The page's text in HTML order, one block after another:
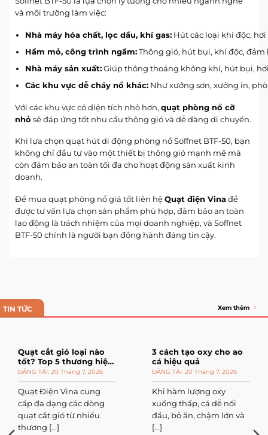
và môi trường làm việc:
Nhà máy hóa chất, lọc dầu, khí gas:Hút các loại khí độc,
Hầm mỏ, công trình ngầm:Thông gió, hút bụi, khí độc,
Nhà máy sản xuất:Giúp thông thoáng không khí, hút bụi,
Các khu vực dễ cháy nổ khác:Như xưởng sơn, xưởng in,
Với các khu vực có diện tích nhỏ hơn, quạt phòng nổ cỡ
nhỏ sẽ đáp ứng tốt nhu cầu thông gió và dễ dàng di chuyển.
Khi lựa chọn quạt hút di động phòng nổ Soffnet BTF-50, bạn
không chỉ đầu tư vào một thiết bị thông gió mạnh mẽ mà
còn đảm bảo an toàn tối đa cho hoạt động sản xuất kinh
doanh.
Để mua quạt phòng nổ giá tốt liên hệQuạt điện Vinađể
được tư vấn lựa chọn sản phẩm phù hợp, đảm bảo an toàn
lao động là trách nhiệm của mọi doanh nghiệp, và Soffnet
BTF-50 chính là người bạn đồng hành đáng tin cậy.
TIN TỨC Xem thêm
Quạt cắt gió loại nào
tốt? Top 5 thương hiệu
đáng mua20 Tháng 7, 2026
Quạt Điện Vina cung
cấp đa dạng các dòng
quạt cắt gió từ nhiều
thương [...]
3 cách tạo oxy cho ao
cá hiệu quả
20 Tháng 7, 2026
Khi hàm lượng oxy
xuống thấp, cá dễ nổi
đầu, bỏ ăn, chậm lớn và
[...]